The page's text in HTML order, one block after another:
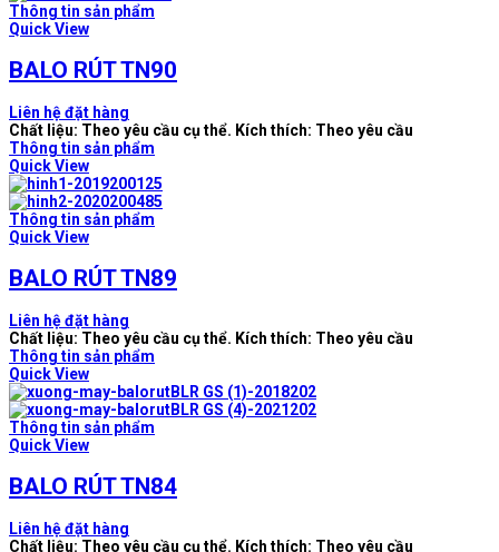
Thông tin sản phẩm
Quick View
BALO RÚT TN90
Liên hệ đặt hàng
Chất liệu: Theo yêu cầu cụ thể. Kích thích: Theo yêu cầu
Thông tin sản phẩm
Quick View
Thông tin sản phẩm
Quick View
BALO RÚT TN89
Liên hệ đặt hàng
Chất liệu: Theo yêu cầu cụ thể. Kích thích: Theo yêu cầu
Thông tin sản phẩm
Quick View
Thông tin sản phẩm
Quick View
BALO RÚT TN84
Liên hệ đặt hàng
Chất liệu: Theo yêu cầu cụ thể. Kích thích: Theo yêu cầu